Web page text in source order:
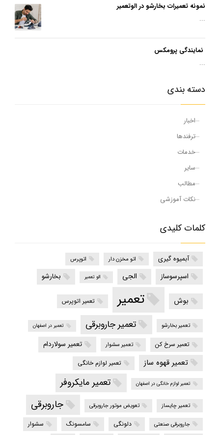
نمونه تعمیرات بخارشو در الوتعمیر
...
نمایندگی پرومکس
...
دسته بندی
اخبار
ترفندها
خدمات
سایر
مطالب
نکات آموزشی
کلمات کلیدی
آبمیوه گیری اتو مخزن دار اتوپرس
اسپرسوساز الجی الو تعمیر بخارشو
بوش تعمیر تعمیر اتوپرس
تعمیر بخارشو تعمیر جاروبرقی تعمیر در اصفهان
تعمیر سرخ کن تعمیر سشوار تعمیر سولاردام
تعمیر قهوه ساز تعمیر لوازم خانگی
تعمیر لوازم خانگی در اصفهان تعمیر مایکروفر
تعمیر چایساز تعویض موتور جاروبرقی جاروبرقی
جاروبرقی صنعتی دلونگی سامسونگ
سشوار